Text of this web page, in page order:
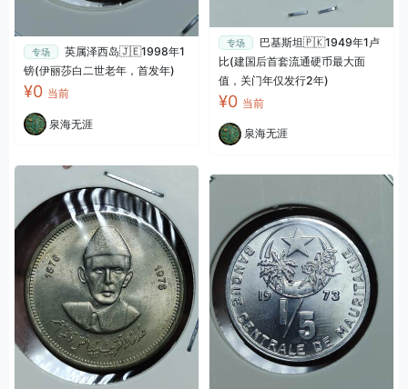
专场
英属泽西岛🇯🇪1998年1
镑(伊丽莎白二世老年，首发年)
¥0 当前
泉海无涯
专场
巴基斯坦🇵🇰1949年1卢
比(建国后首套流通硬币最大面
值，关门年仅发行2年)
¥0 当前
泉海无涯